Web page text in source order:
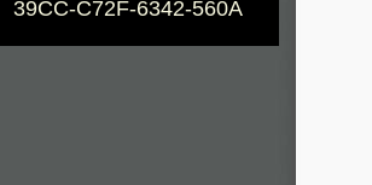
39CC-C72F-6342-560A